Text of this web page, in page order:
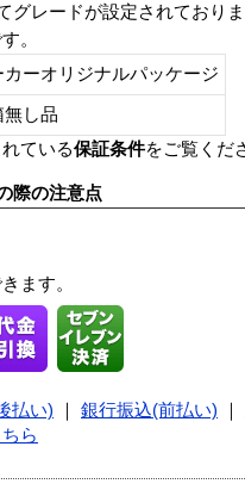
グレードが設定されておりま
。
ーオリジナルパッケージ
無し品
ている保証条件をご覧くだ
際の注意点
ます。
払い) 銀行振込(前払い)
ら